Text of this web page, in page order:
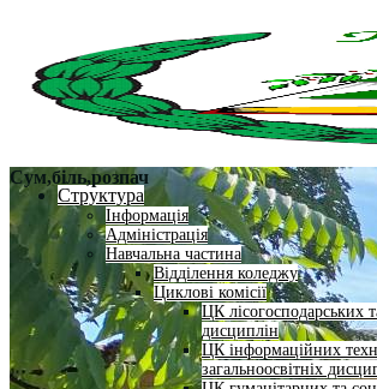
Структура
Інформація
Адміністрація
Навчальна частина
Відділення коледжу
Циклові комісії
ЦК лісогосподарських
дисциплін
ЦК інформаційних
загальноосвітніх
Сум,біль,розпач